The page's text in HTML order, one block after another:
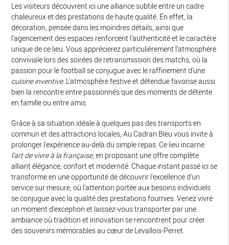
Les visiteurs découvrent ici une alliance subtile entre un cadre
chaleureux et des prestations de haute qualité. En effet, la
décoration, pensée dans les moindres détails, ainsi que
l'agencement des espaces renforcent l'authenticité et le caractère
unique de ce lieu. Vous apprécierez particulièrement l'atmosphère
conviviale lors des soirées de retransmission des matchs, où la
passion pour le football se conjugue avec le raffinement d'une
cuisine inventive. L'atmosphère festive et détendue favorise aussi
bien la rencontre entre passionnés que des moments de détente
en famille ou entre amis.
Grâce à sa situation idéale à quelques pas des transports en
commun et des attractions locales, Au Cadran Bleu vous invite à
prolonger l'expérience au-delà du simple repas. Ce lieu incarne
l'art de vivre à la française, en proposant une offre complète
alliant élégance, confort et modernité. Chaque instant passé ici se
transforme en une opportunité de découvrir l'excellence d'un
service sur mesure, où l'attention portée aux besoins individuels
se conjugue avec la qualité des prestations fournies. Venez vivre
un moment d'exception et laissez-vous transporter par une
ambiance où tradition et innovation se rencontrent pour créer
des souvenirs mémorables au cœur de Levallois-Perret.